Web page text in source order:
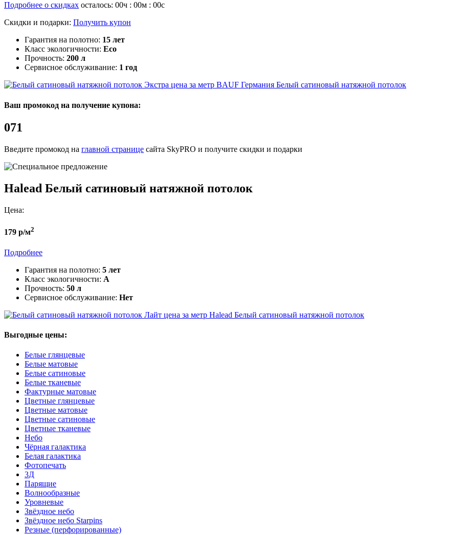
Подробнее о скидках осталось: 00ч : 00м : 00с
Скидки и подарки: Получить купон
Гарантия на полотно: 15 лет
Класс экологичности: Eco
Прочность: 200 л
Сервисное обслуживание: 1 год
BAUF Германия Белый сатиновый натяжной потолок
Ваш промокод на получение купона:
071
Введите промокод на главной странице сайта SkyPRO и получите скидки и подарки
Halead Белый сатиновый натяжной потолок
Цена:
179 р/м2
Подробнее
Гарантия на полотно: 5 лет
Класс экологичности: А
Прочность: 50 л
Сервисное обслуживание: Нет
Halead Белый сатиновый натяжной потолок
Выгодные цены:
Белые глянцевые
Белые матовые
Белые сатиновые
Белые тканевые
Фактурные матовые
Цветные глянцевые
Цветные матовые
Цветные сатиновые
Цветные тканевые
Небо
Чёрная галактика
Белая галактика
Фотопечать
3Д
Парящие
Волнообразные
Уровневые
Звёздное небо
Звёздное небо Starpins
Резные (перфорированные)